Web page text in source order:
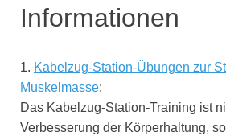
Informationen
1. Kabelzug-Station-Übungen zur
Muskelmasse:
Das Kabelzug-Station-Training ist
Verbesserung der Körperhaltung,